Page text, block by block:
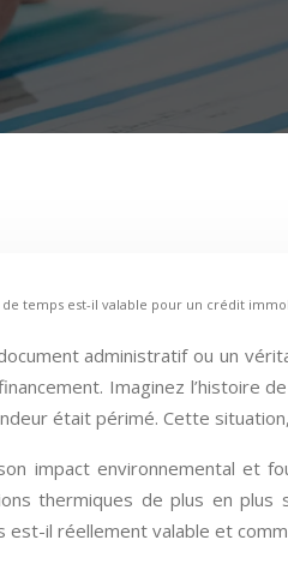
temps est-il valable pour un crédit
administratif ou un
Imaginez l’histoire
était périmé. Cette
impact environnemental et
thermiques de plus en
est-il réellement valable et